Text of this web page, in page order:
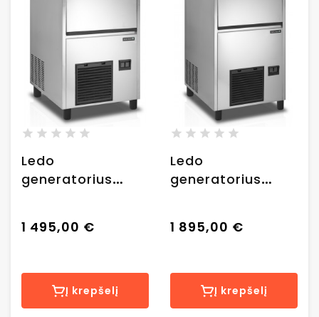
Ledo
generatorius
1 495,00 €
Į krepšelį
Ledo
generatorius
1 895,00 €
Į krepšelį